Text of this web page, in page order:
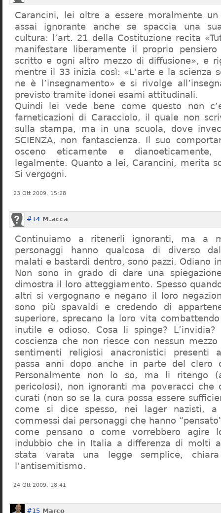
Carancini, lei oltre a essere moralmente
assai ignorante anche se spaccia una
cultura: l’art. 21 della Costituzione recita
manifestare liberamente il proprio
scritto e ogni altro mezzo di diffusione», e
mentre il 33 inizia così: «L’arte e la scienza
ne è l’insegnamento» e si rivolge
previsto tramite idonei esami attitudinali.
Quindi lei vede bene come questo non
farneticazioni di Caracciolo, il quale non
sulla stampa, ma in una scuola, dove
SCIENZA, non fantascienza. Il suo
osceno eticamente e dianoeticamente,
legalmente. Quanto a lei, Carancini, merita
Si vergogni.
23 Ott 2009, 15:28
#14 M.acca
Continuiamo a ritenerli ignoranti, ma a
personaggi hanno qualcosa di diverso
malati e bastardi dentro, sono pazzi. Odiano
Non sono in grado di dare una
dimostra il loro atteggiamento. Spesso
altri si vergognano e negano il loro
sono più spavaldi e credendo di
superiore, sprecano la loro vita
inutile e odioso. Cosa li spinge?
coscienza che non riesce con nessun
sentimenti religiosi anacronistici presenti
passa anni dopo anche in parte del clero
Personalmente non lo so, ma li ritengo
pericolosi), non ignoranti ma poveracci che
curati (non so se la cura possa essere
come si dice spesso, nei lager nazisti,
commessi dai personaggi che hanno
come pensano o come vorrebbero agire
indubbio che in Italia a differenza di molti
stata varata una legge semplice,
l’antisemitismo.
24 Ott 2009, 18:41
#15 Marco